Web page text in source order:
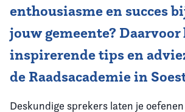
Kennis & Informatie
Vereniging
Contact
enthousiasme en succes
jouw gemeente?
inspirerende tips en
de Raadsacademie in
Deskundige sprekers laten je